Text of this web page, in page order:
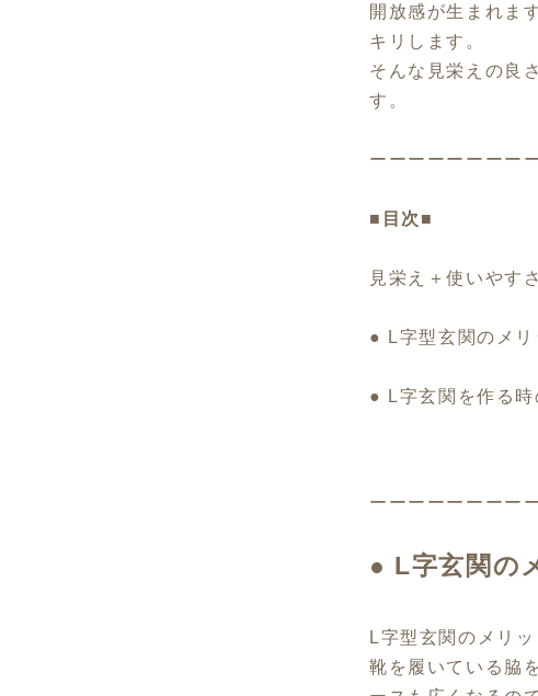
開放感が生まれま
キリします。
そんな見栄えの良
す。
ーーーーーーーー
■目次■
見栄え＋使いやす
● L字型玄関のメリ
● L字玄関を作る時
ーーーーーーーー
● L字玄関の
L字型玄関のメリ
靴を履いている脇